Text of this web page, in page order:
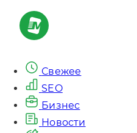
Свежее
SEO
Бизнес
Новости